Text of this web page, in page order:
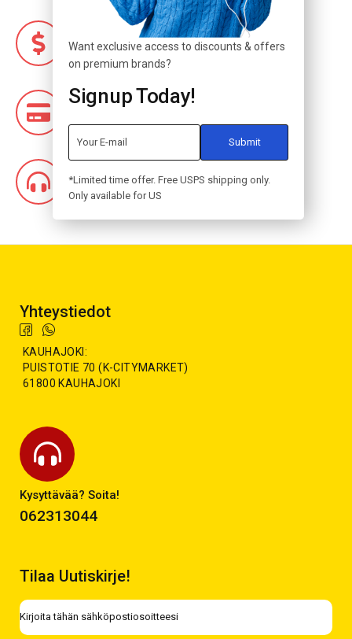
Edulliset hinnat!
Joustavat maksutavat!
Yhteystiedot
KAUHAJOKI:
PUISTOTIE 70 (K-CITYMARKET)
61800 KAUHAJOKI
Kysyttävää? Soita!
062313044
Tilaa Uutiskirje!
Want exclusive access to discounts & offers
on premium brands?
Signup Today!
*Limited time offer. Free USPS shipping only.
Only available for US